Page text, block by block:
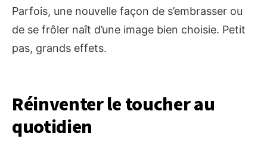
Parfois, une nouvelle façon de s’embrasser ou
de se frôler naît d’une image bien choisie. Petit
pas, grands effets.
Réinventer le toucher au
quotidien